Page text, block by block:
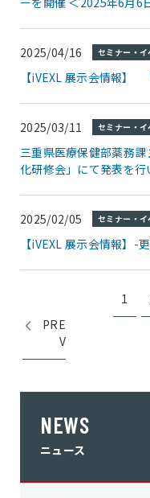
2025/04/16 セミナー・イ
【iVEXL 展示会情報】
2025/03/11 セミナー・イ
三重県医療保健部薬務
化研修会」にて発表を行
2025/02/05 セミナー・イ
【iVEXL 展示会情報】
PRE
V
1
NEWS
ニュース